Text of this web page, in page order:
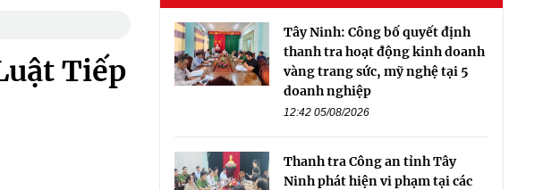
Tiếp
Tây Ninh: Công bố quyết định
thanh tra hoạt động kinh doanh
vàng trang sức, mỹ nghệ tại 5
doanh nghiệp
12:42 05/08/2026
Thanh tra Công an tỉnh Tây
Ninh phát hiện vi phạm tại các